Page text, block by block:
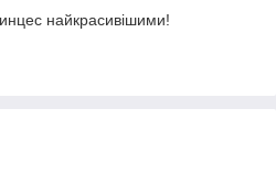
найкрасивішими!